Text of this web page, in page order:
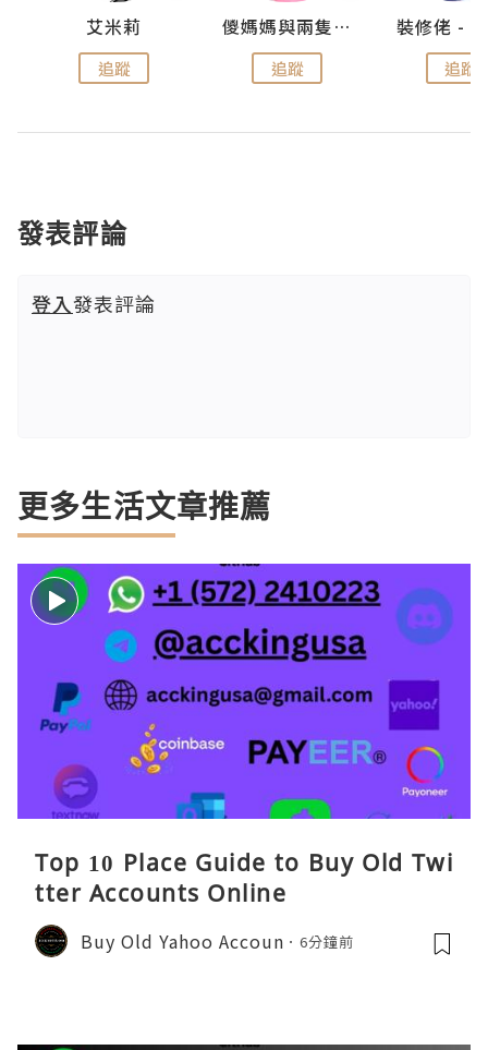
艾米莉
追蹤
儍媽媽與兩隻小魔怪之家
追蹤 追蹤
發表評論
登入發表評論
更多生活文章推薦
Top 10 Place Guide to Buy Old Twi
tter Accounts Online
Buy Old Yahoo Accoun 6分鐘前